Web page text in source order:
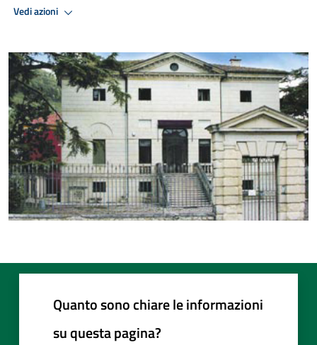
Vedi azioni
Quanto sono chiare le informazioni
su questa pagina?